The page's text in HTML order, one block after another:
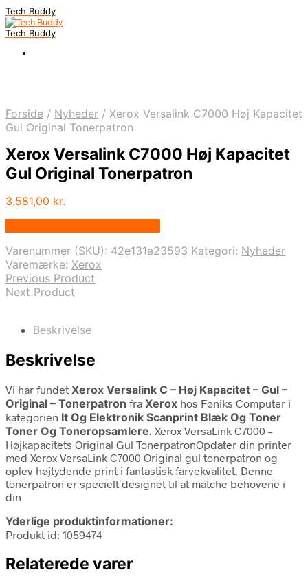
Tech Buddy
Tech Buddy
Forside / Nyheder / Xerox Versalink C7000 Høj Kapacitet
Gul Original Tonerpatron
Xerox Versalink C7000 Høj Kapacitet
Gul Original Tonerpatron
3.581,00 kr.
Varenummer (SKU): 42e131a23593 Kategori: Nyheder
Varemærke: Xerox
Previous Product
Next Product
Beskrivelse
Beskrivelse
Vi har fundet Xerox Versalink C – Høj Kapacitet – Gul –
Original – Tonerpatron fra Xerox hos Føniks Computer i
kategorien It Og Elektronik Scanprint Blæk Og Toner
Toner Og Toneropsamlere. Xerox VersaLink C7000 –
Højkapacitets Original Gul TonerpatronOpdater din printer
med Xerox VersaLink C7000 Original gul tonerpatron og
oplev højtydende print i fantastisk farvekvalitet. Denne
tonerpatron er specielt designet til at matche behovene i
din
Yderlige produktinformationer:
Produkt id: 1059474
Relaterede varer